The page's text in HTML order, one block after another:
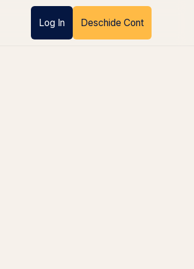
Log In Deschide Cont